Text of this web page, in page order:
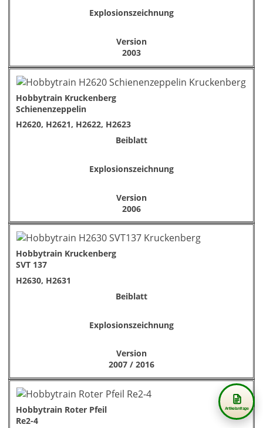
Explosionszeichnung
Version
2003
Hobbytrain Kruckenberg
Schienenzeppelin
H2620, H2621, H2622, H2623
Beiblatt
Explosionszeichnung
Version
2006
Hobbytrain Kruckenberg
SVT 137
H2630, H2631
Beiblatt
Explosionszeichnung
Version
2007 / 2016
Hobbytrain Roter Pfeil
Re2-4
Artikelanfrage